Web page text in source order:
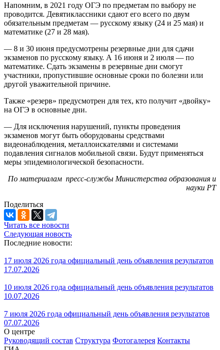
Напомним, в 2021 году ОГЭ по предметам по выбору не
проводится. Девятиклассники сдают его всего по двум
обязательным предметам — русскому языку (24 и 25 мая) и
математике (27 и 28 мая).
— 8 и 30 июня предусмотрены резервные дни для сдачи
экзаменов по русскому языку. А 16 июня и 2 июля — по
математике. Сдать экзамены в резервные дни смогут
участники, пропустившие основные сроки по болезни или
другой уважительной причине.
Также «резерв» предусмотрен для тех, кто получит «двойку»
на ОГЭ в основные дни.
— Для исключения нарушений, пункты проведения
экзаменов могут быть оборудованы средствами
видеонаблюдения, металлоискателями и системами
подавления сигналов мобильной связи. Будут применяться
меры эпидемиологической безопасности.
По материалам пресс-службы Министерства образования и
науки РТ
Поделиться
Читать все новости
Следующая новость
Последние новости:
17 июля 2026 года официальный день объявления результатов
17.07.2026
10 июля 2026 года официальный день объявления результатов
10.07.2026
7 июля 2026 года официальный день объявления результатов
07.07.2026
О центре
Руководящий состав Структура Фотогалерея Контакты